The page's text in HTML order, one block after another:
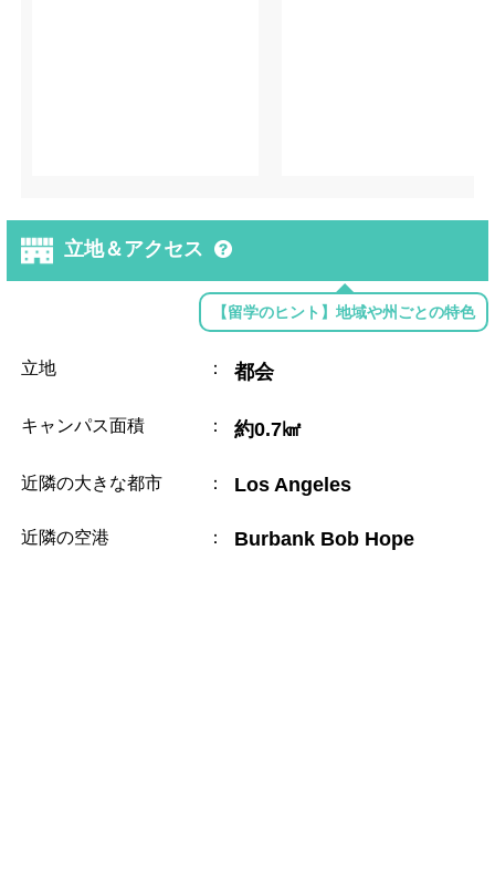
立地＆アクセス
【留学のヒント】地域や州ごとの特色
立地 ： 都会
キャンパス面積 ： 約0.7㎢
近隣の大きな都市 ： Los Angeles
近隣の空港 ： Burbank Bob Hope